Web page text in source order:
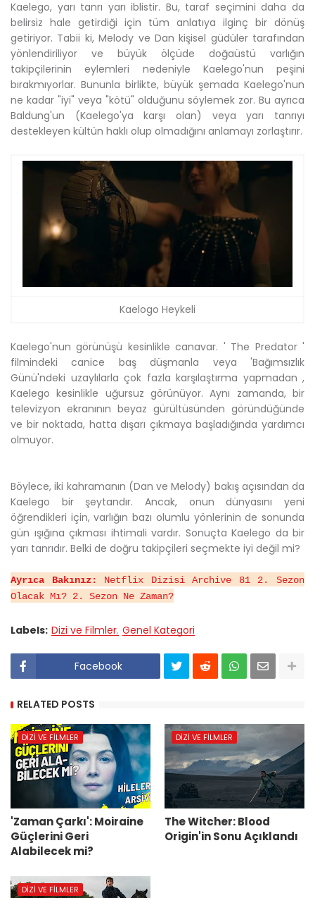
Kaelego, yarı tanrı yarı iblistir. Bu, taraf seçimini daha da
belirsiz hale getirdiği için tüm anlatıya ilginç bir dönüş
getiriyor. Tabii ki, Melody ve Dan kişisel güdüler tarafından
yönlendiriliyor ve büyük ölçüde doğaüstü varlığın
takipçilerinin eylemleri nedeniyle Kaelego'nun peşini
bırakmıyorlar. Bununla birlikte, büyük şemada Kaelego'nun
ne kadar "iyi" veya "kötü" olduğunu söylemek zor. Bu ayrıca
Baldung'un (Kaelego'ya karşı olan) veya yarı tanrıyı
destekleyen kültün haklı olup olmadığını anlamayı zorlaştırır.
Kaelogo Heykeli
Kaelego'nun görünüşü kesinlikle canavar. ' The Predator '
filmindeki canice baş düşmanla veya 'Bağımsızlık
Günü'ndeki uzaylılarla çok fazla karşılaştırma yapmadan ,
Kaelego kesinlikle uğursuz görünüyor. Aynı zamanda, bir
televizyon ekranının beyaz gürültüsünden göründüğünde
ve bir noktada, hatta dışarı çıkmaya başladığında yardımcı
olmuyor.
Böylece, iki kahramanın (Dan ve Melody) bakış açısından da
Kaelego bir şeytandır. Ancak, onun dünyasını yeni
öğrendikleri için, varlığın bazı olumlu yönlerinin de sonunda
gün ışığına çıkması ihtimali vardır. Sonuçta Kaelego da bir
yarı tanrıdır. Belki de doğru takipçileri seçmekte iyi değil mi?
Ayrıca Bakınız: Netflix Dizisi Archive 81 2. Sezon
Olacak Mı? 2. Sezon Ne Zaman?
Labels: Dizi ve Filmler Genel Kategori
Facebook
RELATED POSTS
DIZI VE FILMLER
'Zaman Çarkı': Moiraine
Güçlerini Geri
Alabilecek mi?
DIZI VE FILMLER
The Witcher: Blood
Origin'in Sonu Açıklandı
DIZI VE FILMLER